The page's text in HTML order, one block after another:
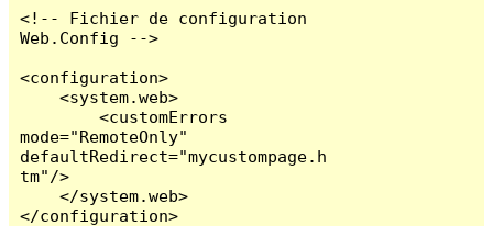
<!-- Fichier de configuration
Web.Config -->
<configuration>
    <system.web>
        <customErrors
mode="RemoteOnly"
defaultRedirect="mycustompage.h
tm"/>
    </system.web>
</configuration>